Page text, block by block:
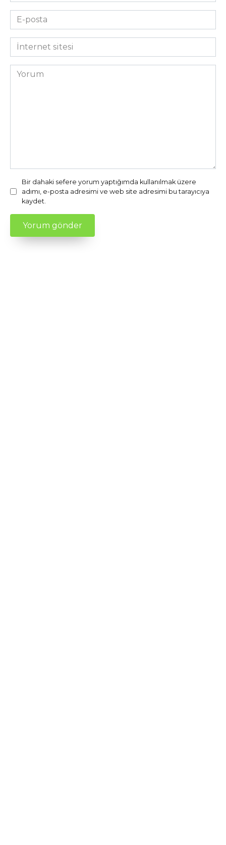
E-
posta
*İnternet
sitesi
Yorum
Bir dahaki sefere yorum yaptığımda kullanılmak üzere
adımı, e-posta adresimi ve web site adresimi bu tarayıcıya
kaydet.